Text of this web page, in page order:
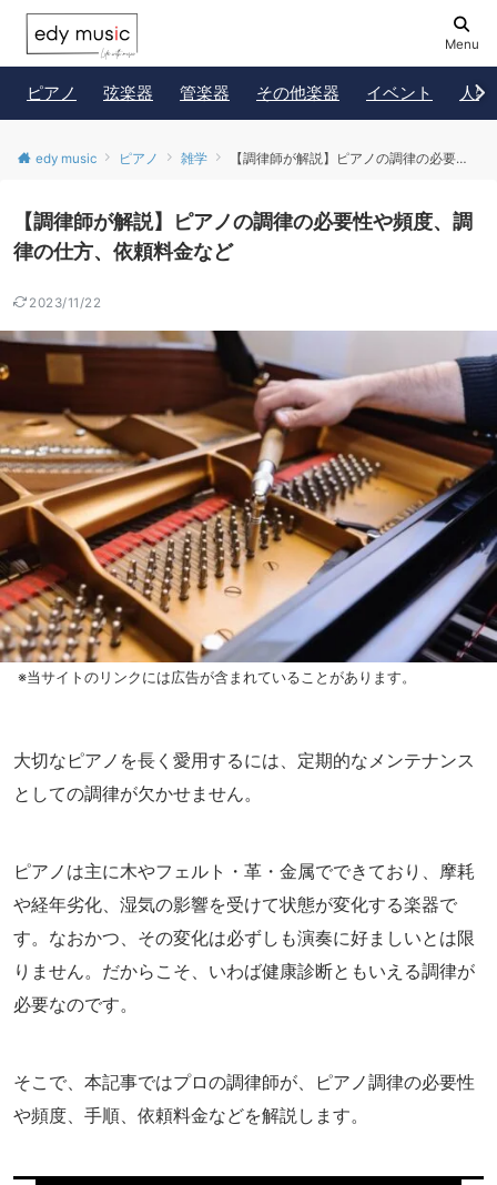
Menu
ピアノ 弦楽器 管楽器 その他楽器 イベント 人物
edy music ピアノ 雑学 【調律師が解説】ピアノの調律の必要性や頻度、調律の仕方、依頼料金など
【調律師が解説】ピアノの調律の必要性や頻度、調
律の仕方、依頼料金など
2023/11/22
※当サイトのリンクには広告が含まれていることがあります。
大切なピアノを長く愛用するには、定期的なメンテナンス
としての調律が欠かせません。
ピアノは主に木やフェルト・革・金属でできており、摩耗
や経年劣化、湿気の影響を受けて状態が変化する楽器で
す。なおかつ、その変化は必ずしも演奏に好ましいとは限
りません。だからこそ、いわば健康診断ともいえる調律が
必要なのです。
そこで、本記事ではプロの調律師が、ピアノ調律の必要性
や頻度、手順、依頼料金などを解説します。